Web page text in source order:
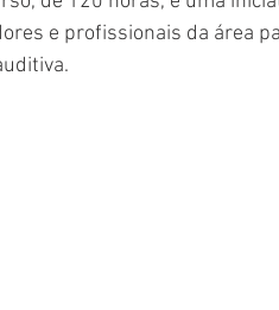
e profissionais da área